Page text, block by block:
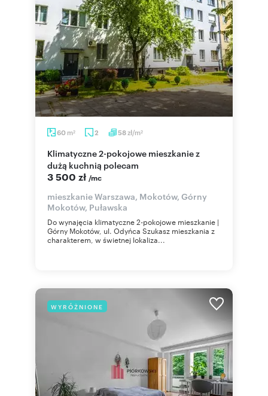
60 m2 2 58zł/m2
Klimatyczne 2-pokojowe mieszkanie z
dużą kuchnią polecam
3 500 zł /mc
mieszkanie Warszawa, Mokotów, Górny
Mokotów, Puławska
Do wynajęcia klimatyczne 2-pokojowe mieszkanie |
Górny Mokotów, ul. Odyńca Szukasz mieszkania z
charakterem, w świetnej lokaliza...
WYRÓŻNIONE